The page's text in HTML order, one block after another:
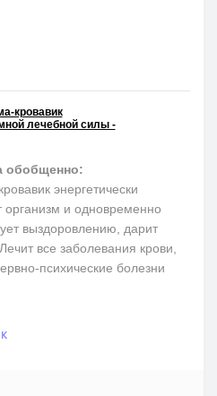
кровавик
лечебной силы -
обобщенно:
энергетически
и одновременно
выздоровлению, дарит
все заболевания крови,
психические болезни